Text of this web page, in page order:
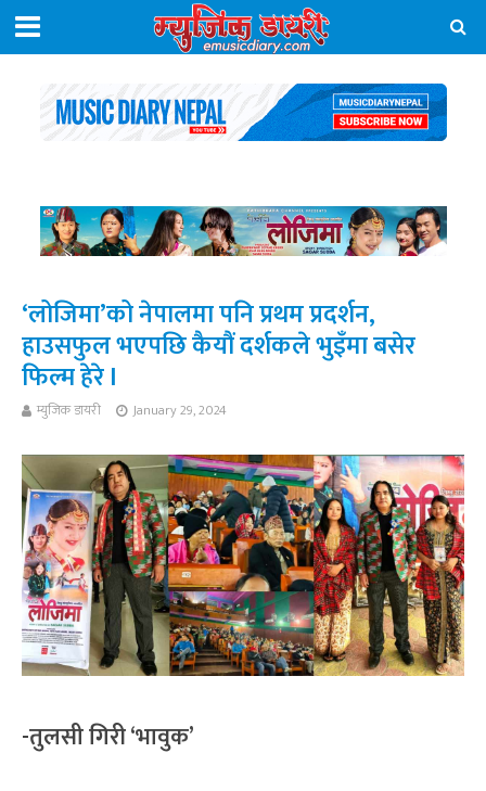
‘लोजिमा’को नेपालमा पनि प्रथम प्रदर्शन,
हाउसफुल भएपछि कैयौं दर्शकले भुइँमा बसेर
फिल्म हेरे l
म्युजिक डायरी January 29, 2024
-तुलसी गिरी ‘भावुक’